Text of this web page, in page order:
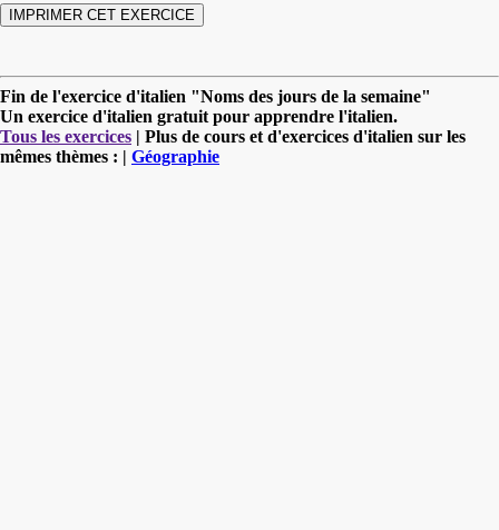
Fin de l'exercice d'italien "Noms des jours de la semaine"
Un exercice d'italien gratuit pour apprendre l'italien.
Tous les exercices | Plus de cours et d'exercices d'italien sur les
mêmes thèmes : | Géographie